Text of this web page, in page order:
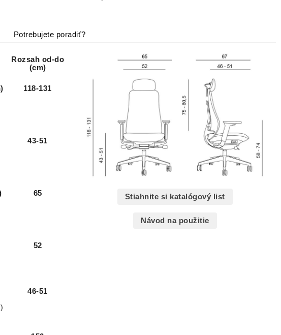
Potrebujete poradiť?
Rozsah od-do
(cm)
118-131
43-51
65
52
46-51
Stiahnite si katalógový list
Návod na použitie